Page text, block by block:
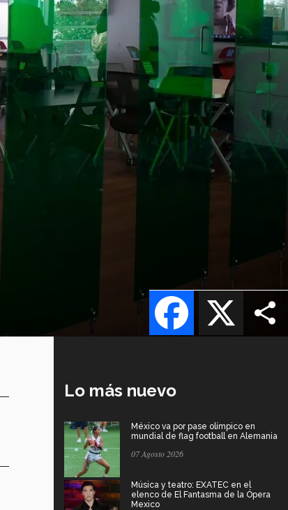
X
Facebook
Lo más nuevo
México va por pase olímpico en
mundial de flag football en Alemania
07 Agosto 2026
Música y teatro: EXATEC en el
elenco de El Fantasma de la Ópera
Mexico